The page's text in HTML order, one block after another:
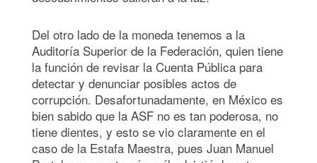
Del otro lado de la moneda tenemos a la
Auditoría Superior de la Federación, quien tiene
la función de revisar la Cuenta Pública para
detectar y denunciar posibles actos de
corrupción. Desafortunadamente, en México es
bien sabido que la ASF no es tan poderosa, no
tiene dientes, y esto se vio claramente en el
caso de la Estafa Maestra, pues Juan Manuel